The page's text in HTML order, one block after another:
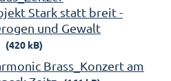
Stark statt breit -
und Gewalt
(420 kB)
Brass_Konzert am